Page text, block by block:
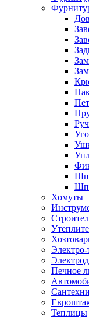
Хомуты
Печное
Теплицы